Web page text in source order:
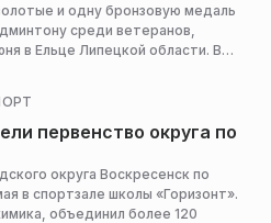
и одну бронзовую медаль
среди ветеранов,
в Ельце Липецкой области. В
первенство округа по
округа Воскресенск по
в спортзале школы «Горизонт».
объединил более 120